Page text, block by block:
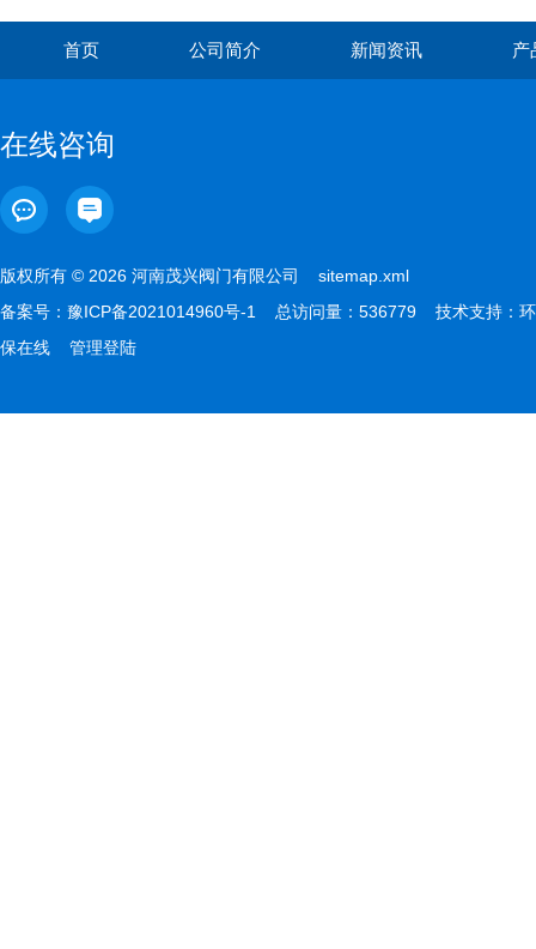
首页 公司简介 新闻资讯 产
在线咨询
版权所有 © 2026 河南茂兴阀门有限公司 sitemap.xml
备案号： 豫ICP备2021014960号-1 总访问量：536779 技术支持： 环
保在线
管理登陆